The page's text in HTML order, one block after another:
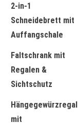
2-in-1
Schneidebrett mit
Auffangschale
Faltschrank mit
Regalen &
Sichtschutz
Hängegewürzregal
mit